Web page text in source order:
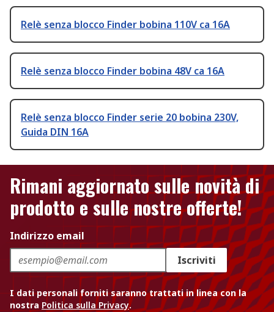
Relè senza blocco Finder bobina 110V ca 16A
Relè senza blocco Finder bobina 48V ca 16A
Relè senza blocco Finder serie 20 bobina 230V,
Guida DIN 16A
Rimani aggiornato sulle novità di
prodotto e sulle nostre offerte!
Indirizzo email
Iscriviti
I dati personali forniti saranno trattati in linea con la
nostra Politica sulla Privacy.